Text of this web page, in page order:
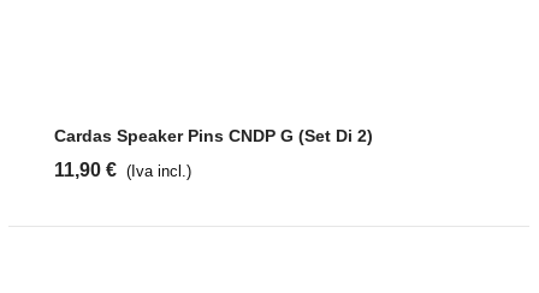
Cardas Speaker Pins CNDP G (Set Di 2)
11,90 € (Iva incl.)